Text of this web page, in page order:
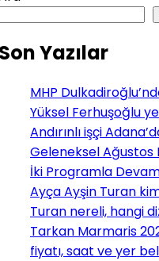
Yazılar
MHP
Yüksel Ferhuşoğlu
Andırınlı işçi
Geleneksel Ağustos
İki Programla
Ayça Ayşin Turan
Turan nereli, hangi
Tarkan Marmaris
fiyatı, saat ve yer